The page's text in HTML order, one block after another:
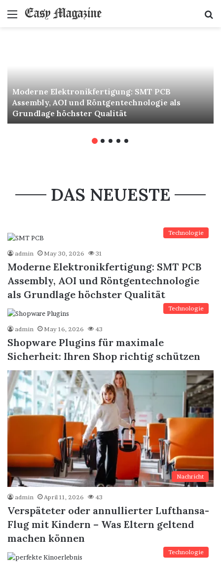
Menu
Moderne Elektronikfertigung: SMT PCB
Assembly, AOI und Röntgentechnologie als
Grundlage höchster Qualität
DAS NEUESTE
Technologie
admin May 30, 2026 31
Moderne Elektronikfertigung: SMT PCB
Assembly, AOI und Röntgentechnologie
als Grundlage höchster Qualität
Technologie
admin May 16, 2026 43
Shopware Plugins für maximale
Sicherheit: Ihren Shop richtig schützen
Nachricht
admin April 11, 2026 43
Verspäteter oder annullierter Lufthansa-
Flug mit Kindern – Was Eltern geltend
machen können
Technologie